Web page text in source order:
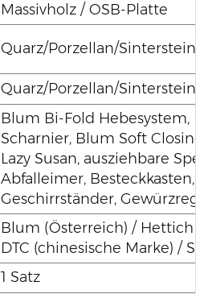
Massivholz / OSB-Platte
Quarz/Porzellan/
Quarz/Porzellan/
Blum Bi-Fold Hebesystem,
Scharnier, Blum Soft
Lazy Susan, ausziehbare
Abfalleimer, Besteckkasten,
Geschirrständer,
Blum (Österreich) / Hettich
DTC (chinesische Marke) /
1 Satz